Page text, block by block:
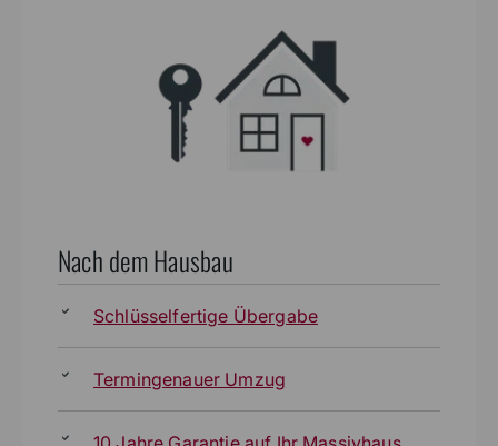
Nach dem Hausbau
Schlüsselfertige Übergabe
Termingenauer Umzug